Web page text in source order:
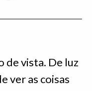
de vista. De luz
ver as coisas